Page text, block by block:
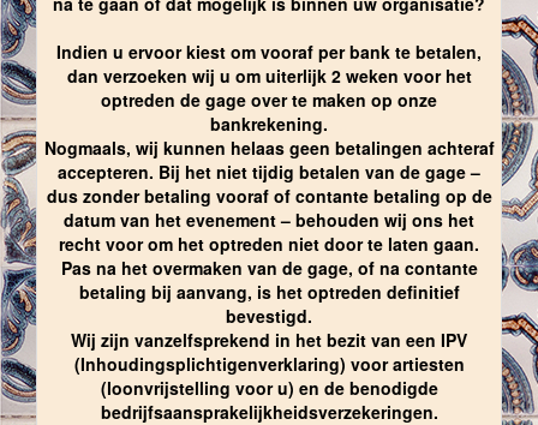
Indien u ervoor kiest om vooraf per bank te betalen,
dan verzoeken wij u om uiterlijk 2 weken voor het
optreden de gage over te maken op onze
bankrekening.
Nogmaals, wij kunnen helaas geen betalingen achteraf
accepteren. Bij het niet tijdig betalen van de gage –
dus zonder betaling vooraf of contante betaling op de
datum van het evenement – behouden wij ons het
recht voor om het optreden niet door te laten gaan.
Pas na het overmaken van de gage, of na contante
betaling bij aanvang, is het optreden definitief
bevestigd.
Wij zijn vanzelfsprekend in het bezit van een IPV
(Inhoudingsplichtigenverklaring) voor artiesten
(loonvrijstelling voor u) en de benodigde
bedrijfsaansprakelijkheidsverzekeringen.